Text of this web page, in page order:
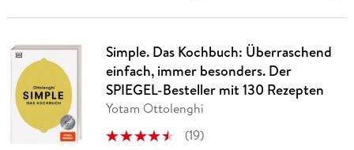
Simple. Das Kochbuch: Überraschend
einfach, immer besonders. Der
SPIEGEL-Besteller mit 130 Rezepten
Yotam Ottolenghi
(19)